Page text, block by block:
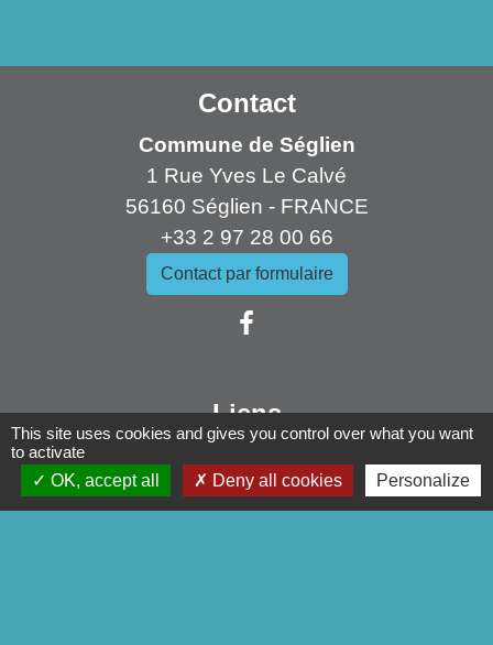
Contact
Commune de Séglien
1 Rue Yves Le Calvé
56160 Séglien - FRANCE
+33 2 97 28 00 66
Contact par formulaire
Liens
Pontivy Communauté
Conseil départemental
Région Bretagne
This site uses cookies and gives you control over what you want
to activate
OK, accept all
Deny all cookies Personalize